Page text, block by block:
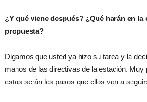
¿Y qué viene después? ¿Qué harán en la
propuesta?
Digamos que usted ya hizo su tarea y la
manos de las directivas de la estación. Muy
estos serán los pasos que ellos van a seguir: